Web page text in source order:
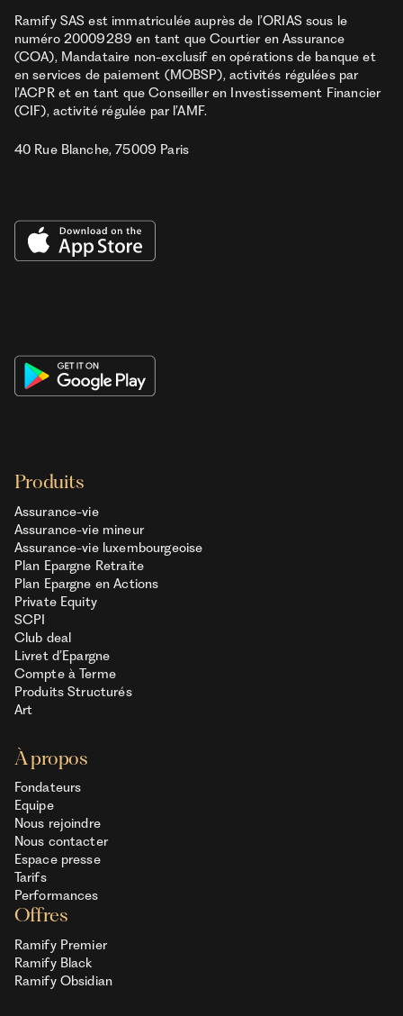
Ramify SAS est immatriculée auprès de l’ORIAS sous le
numéro 20009289 en tant que Courtier en Assurance
(COA), Mandataire non-exclusif en opérations de banque et
en services de paiement (MOBSP), activités régulées par
l’ACPR et en tant que Conseiller en Investissement Financier
(CIF), activité régulée par l’AMF.
40 Rue Blanche, 75009 Paris
Produits
Assurance-vie
Assurance-vie mineur
Assurance-vie luxembourgeoise
Plan Epargne Retraite
Plan Epargne en Actions
Private Equity
SCPI
Club deal
Livret d’Epargne
Compte à Terme
Produits Structurés
Art
À propos
Fondateurs
Equipe
Nous rejoindre
Nous contacter
Espace presse
Tarifs
Performances
Offres
Ramify Premier
Ramify Black
Ramify Obsidian